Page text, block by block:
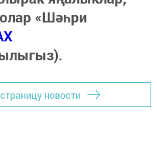
«Шәһри
новости